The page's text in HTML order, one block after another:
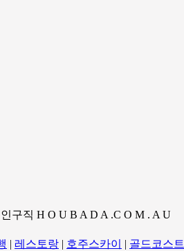
구직 H O U B A D A .C O M . A U
| 레스토랑 | 호주스카이 | 골드코스트